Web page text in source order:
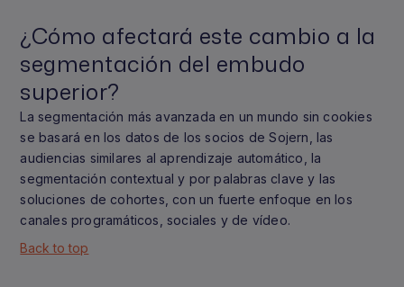
¿Cómo afectará este cambio a la
segmentación del embudo
superior?
La segmentación más avanzada en un mundo sin cookies
se basará en los datos de los socios de Sojern, las
audiencias similares al aprendizaje automático, la
segmentación contextual y por palabras clave y las
soluciones de cohortes, con un fuerte enfoque en los
canales programáticos, sociales y de vídeo.
Back to top